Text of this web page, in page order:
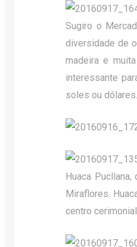
Sugiro o
diversidade de
madeira e
interessante
soles ou dólares.
Huaca
Miraflores.
centro